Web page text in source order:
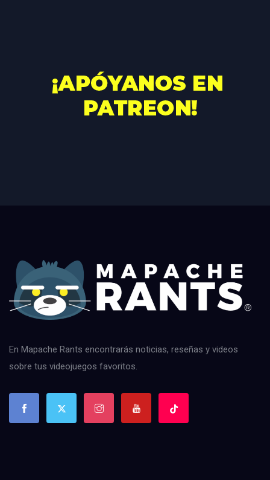
En Mapache Rants encontrarás noticias, reseñas y videos
sobre tus videojuegos favoritos.